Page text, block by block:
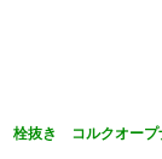
栓抜き コルクオ